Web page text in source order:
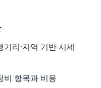
리·지역 기반 시세
항목과 비용